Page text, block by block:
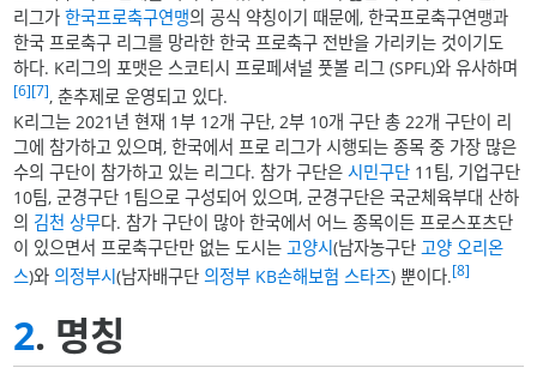
리그가한국프로축구연맹의 공식 약칭이기 때문에, 한국프로축구연맹과
한국 프로축구 리그를 망라한 한국 프로축구 전반을 가리키는 것이기도
하다. K리그의 포맷은 스코티시 프로페셔널 풋볼 리그 (SPFL)와 유사하며
[6][7], 춘추제로 운영되고 있다.
K리그는 2021년 현재 1부 12개 구단, 2부 10개 구단 총 22개 구단이 리
그에 참가하고 있으며, 한국에서 프로 리그가 시행되는 종목 중 가장 많은
수의 구단이 참가하고 있는 리그다. 참가 구단은시민구단 11팀, 기업구단
10팀, 군경구단 1팀으로 구성되어 있으며, 군경구단은 국군체육부대 산하
의 김천 상무다. 참가 구단이 많아 한국에서 어느 종목이든 프로스포츠단
이 있으면서 프로축구단만 없는 도시는고양시(남자농구단고양 오리온
스)와의정부시(남자배구단의정부 KB손해보험 스타즈) 뿐이다.[8]
2. 명칭